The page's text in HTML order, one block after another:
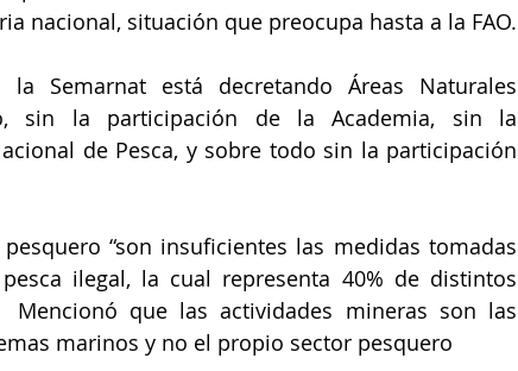
nacional, situación que preocupa hasta a la FAO.
Semarnat está decretando Áreas Naturales
sin la participación de la Academia, sin la
de Pesca, y sobre todo sin la participación
“son insuficientes las medidas tomadas
ilegal, la cual representa 40% de distintos
Mencionó que las actividades mineras son las
marinos y no el propio sector pesquero